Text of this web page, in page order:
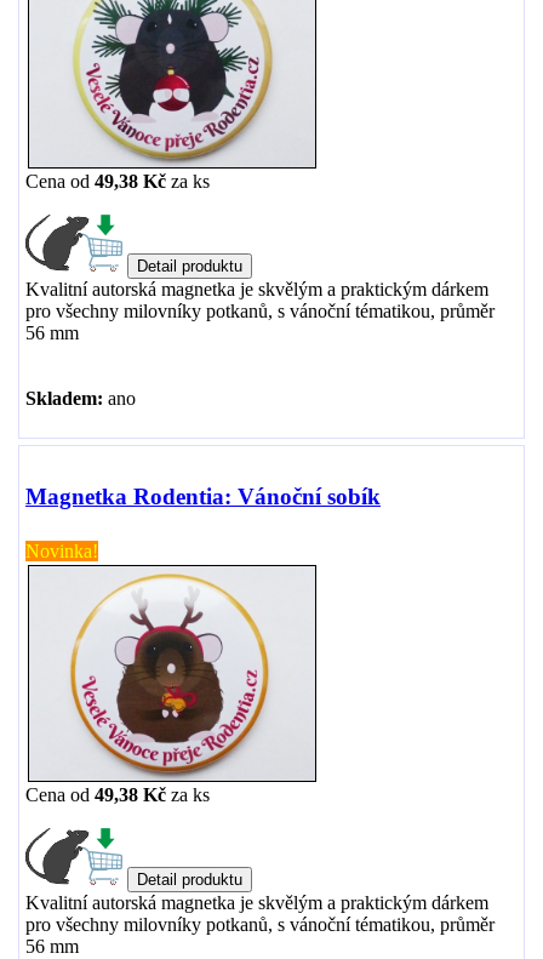
Cena od 49,38 Kč za ks
Kvalitní autorská magnetka je skvělým a praktickým dárkem
pro všechny milovníky potkanů, s vánoční tématikou, průměr
56 mm
Skladem: ano
Magnetka Rodentia: Vánoční sobík
Novinka!
Cena od 49,38 Kč za ks
Kvalitní autorská magnetka je skvělým a praktickým dárkem
pro všechny milovníky potkanů, s vánoční tématikou, průměr
56 mm